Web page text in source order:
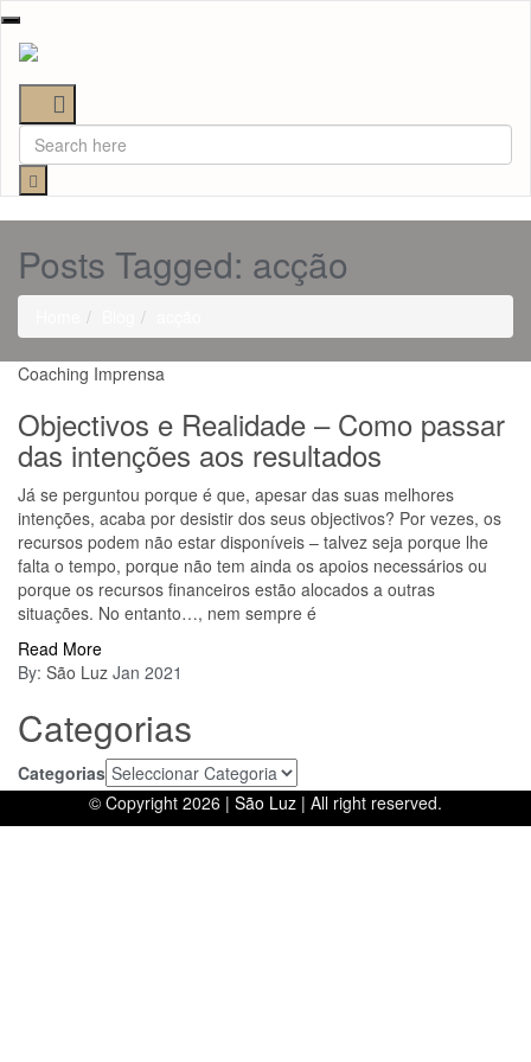
Toggle
navigation
Posts Tagged: acção
Coaching Imprensa
Objectivos e Realidade – Como passar
das intenções aos resultados
Já se perguntou porque é que, apesar das suas melhores
intenções, acaba por desistir dos seus objectivos? Por vezes, os
recursos podem não estar disponíveis – talvez seja porque lhe
falta o tempo, porque não tem ainda os apoios necessários ou
porque os recursos financeiros estão alocados a outras
situações. No entanto…, nem sempre é
Read More
By: São Luz Jan 2021
Categorias
Categorias
© Copyright 2026 | São Luz | All right reserved.